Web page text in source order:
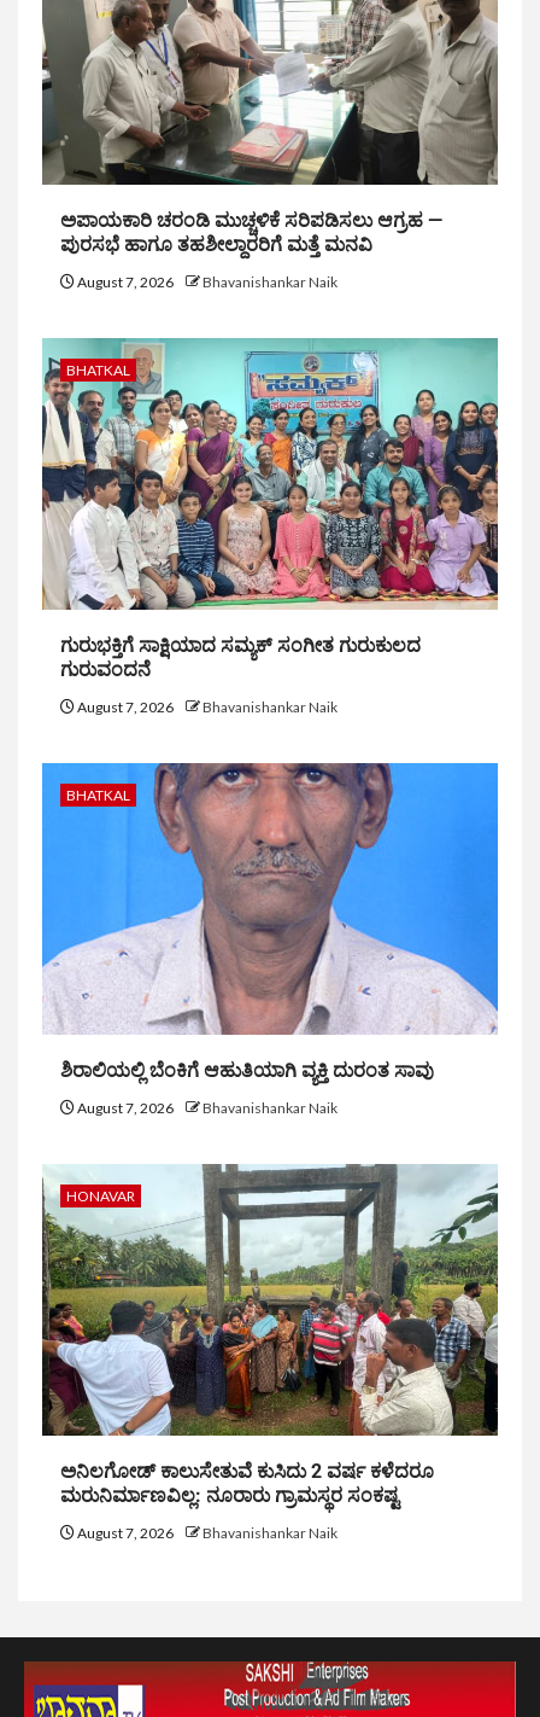
ಅಪಾಯಕಾರಿ ಚರಂಡಿ ಮುಚ್ಚಳಿಕೆ ಸರಿಪಡಿಸಲು ಆಗ್ರಹ —
ಪುರಸಭೆ ಹಾಗೂ ತಹಶೀಲ್ದಾರರಿಗೆ ಮತ್ತೆ ಮನವಿ
August 7, 2026 Bhavanishankar Naik
BHATKAL
ಗುರುಭಕ್ತಿಗೆ ಸಾಕ್ಷಿಯಾದ ಸಮ್ಯಕ್ ಸಂಗೀತ ಗುರುಕುಲದ
ಗುರುವಂದನೆ
August 7, 2026 Bhavanishankar Naik
BHATKAL
ಶಿರಾಲಿಯಲ್ಲಿ ಬೆಂಕಿಗೆ ಆಹುತಿಯಾಗಿ ವ್ಯಕ್ತಿ ದುರಂತ ಸಾವು
August 7, 2026 Bhavanishankar Naik
HONAVAR
ಅನಿಲಗೋಡ್ ಕಾಲುಸೇತುವೆ ಕುಸಿದು 2 ವರ್ಷ ಕಳೆದರೂ
ಮರುನಿರ್ಮಾಣವಿಲ್ಲ: ನೂರಾರು ಗ್ರಾಮಸ್ಥರ ಸಂಕಷ್ಟ
August 7, 2026 Bhavanishankar Naik